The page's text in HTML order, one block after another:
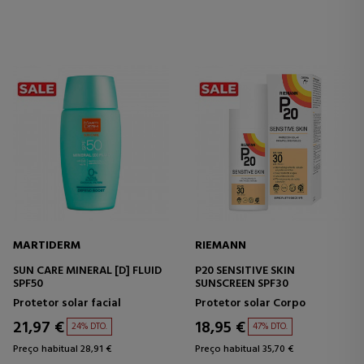
MARTIDERM
SUN CARE MINERAL [D] FLUID
SPF50
Protetor solar facial
21,97 € 24% DTO.
Preço habitual 28,91 €
RIEMANN
P20 SENSITIVE SKIN
SUNSCREEN SPF30
Protetor solar Corpo
18,95 € 47% DTO.
Preço habitual 35,70 €